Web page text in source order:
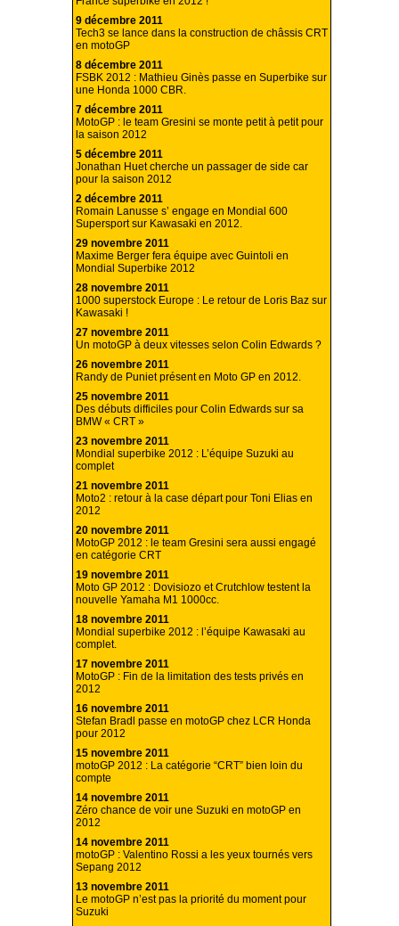
9 décembre 2011
Tech3 se lance dans la construction de châssis CRT
en motoGP
8 décembre 2011
FSBK 2012 : Mathieu Ginès passe en Superbike sur
une Honda 1000 CBR.
7 décembre 2011
MotoGP : le team Gresini se monte petit à petit pour
la saison 2012
5 décembre 2011
Jonathan Huet cherche un passager de side car
pour la saison 2012
2 décembre 2011
Romain Lanusse s’ engage en Mondial 600
Supersport sur Kawasaki en 2012.
29 novembre 2011
Maxime Berger fera équipe avec Guintoli en
Mondial Superbike 2012
28 novembre 2011
1000 superstock Europe : Le retour de Loris Baz sur
Kawasaki !
27 novembre 2011
Un motoGP à deux vitesses selon Colin Edwards ?
26 novembre 2011
Randy de Puniet présent en Moto GP en 2012.
25 novembre 2011
Des débuts difficiles pour Colin Edwards sur sa
BMW « CRT »
23 novembre 2011
Mondial superbike 2012 : L’équipe Suzuki au
complet
21 novembre 2011
Moto2 : retour à la case départ pour Toni Elias en
2012
20 novembre 2011
MotoGP 2012 : le team Gresini sera aussi engagé
en catégorie CRT
19 novembre 2011
Moto GP 2012 : Dovisiozo et Crutchlow testent la
nouvelle Yamaha M1 1000cc.
18 novembre 2011
Mondial superbike 2012 : l’équipe Kawasaki au
complet.
17 novembre 2011
MotoGP : Fin de la limitation des tests privés en
2012
16 novembre 2011
Stefan Bradl passe en motoGP chez LCR Honda
pour 2012
15 novembre 2011
motoGP 2012 : La catégorie “CRT” bien loin du
compte
14 novembre 2011
Zéro chance de voir une Suzuki en motoGP en
2012
14 novembre 2011
motoGP : Valentino Rossi a les yeux tournés vers
Sepang 2012
13 novembre 2011
Le motoGP n’est pas la priorité du moment pour
Suzuki